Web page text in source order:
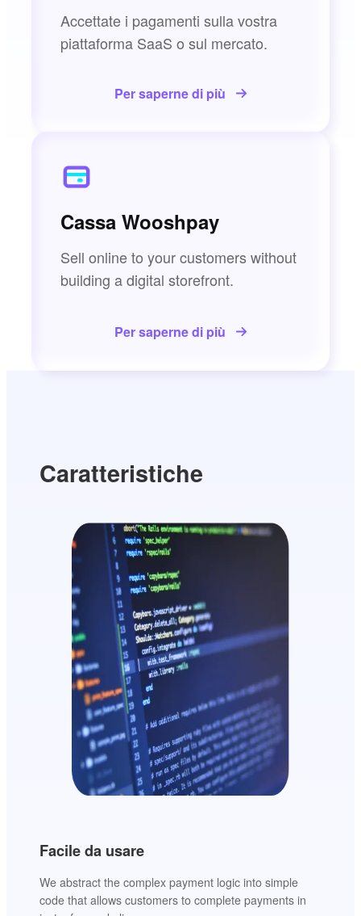
Accettate i pagamenti sulla vostra
piattaforma SaaS o sul mercato.
Per saperne di più
Cassa Wooshpay
Sell online to your customers without
building a digital storefront.
Per saperne di più
Caratteristiche
Facile da usare
We abstract the complex payment logic into simple
code that allows customers to complete payments in